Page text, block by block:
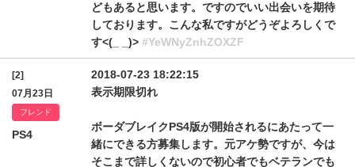
どもあると思います。ですのでいい出会いを期待
しております。こんな私ですがどうぞよろしくで
す<(_ _)> #YeWNyZnhZOXZF
[2]
07月23日
フレンド
PS4
2018-07-23 18:22:15
表示期限切れ
ボーダブレイクPS4版が開始されるにあたって一
緒にできる方募集します。元アケ勢ですが、今は
そこまで詳しくないので初心者でもベテランでも